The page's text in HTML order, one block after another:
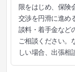
限をはじめ、保険
交渉を円滑に進め
談料・着手金など
ご相談ください。
しい場合、出張相